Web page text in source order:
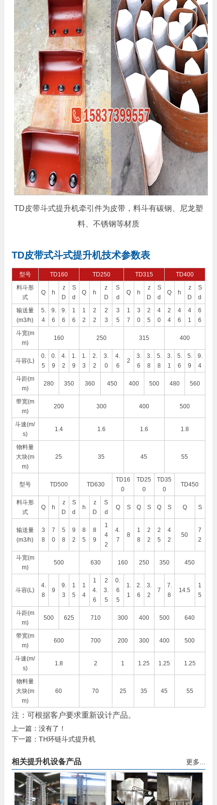
TD皮带斗式提升机牵引件为皮带，料斗有碳钢、尼龙塑
料、不锈钢等材质
TD皮带式斗式提升机技术参数表
型号 TD160 TD250 TD315
TD400
料斗形
式
Q h
z
D
S
d
Q h
z
D
S
d
Q h
z
D
S
d
Q h
z
D
S
d
输送量
(m3/h)
5.
4
9.
6
9.
6
1
6
1
2
2
2
2
3
3
5
1
7
3
0
2
5
4
0
2
4
4
6
4
1
6
6
斗宽(m
m)
160 250 315 400
斗容(L)
0.
5
0.
9
4.
2
1.
9
1.
3
2.
2
3.
0
4.
6
2
3.
6
3.
8
5.
8
3.
1
5.
6
5.
9
9.
4
斗距(m
m)
280 350 360 450 400 500 480 560
带宽(m
m)
200 300 400 500
斗速(m/
s)
1.4 1.6 1.6 1.8
物料量
大块(m
m)
25 35 45 55
型号 TD500 TD630
TD16
0
TD25
0
TD35
0
TD450
料斗形
式
Q h
z
D
S
d
h
z
D
S
d
Q S Q S Q S Q S
输送量
(m3/h)
3
8
7
0
5
8
9
2
8
5
8
9
1
4
2
4.
7
8
1
8
2
2
2
5
4
2
50
7
2
斗宽(m
m)
500 630 160 250 350 450
斗容(L)
4.
8
9
9.
3
1
5
1
4
1
4.
6
2
3.
5
0.
6
5
1.
1
2.
6
3.
2
7
7.
8
14.5
1
5
斗距(m
m)
500 625 710 300 400 500 640
带宽(m
m)
600 700 200 300 400 500
斗速(m/
s)
1.8 2 1 1.25 1.25 1.25
物料量
大块(m
m)
60 70 25 35 45 55
注：可根据客户要求重新设计产品。
上一篇：没有了！
下一篇： TH环链斗式提升机
相关提升机设备产品 更多...